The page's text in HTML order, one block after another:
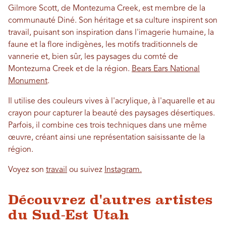
Gilmore Scott, de Montezuma Creek, est membre de la
communauté Diné. Son héritage et sa culture inspirent son
travail, puisant son inspiration dans l'imagerie humaine, la
faune et la flore indigènes, les motifs traditionnels de
vannerie et, bien sûr, les paysages du comté de
Montezuma Creek et de la région. Bears Ears National
Monument.
Il utilise des couleurs vives à l'acrylique, à l'aquarelle et au
crayon pour capturer la beauté des paysages désertiques.
Parfois, il combine ces trois techniques dans une même
œuvre, créant ainsi une représentation saisissante de la
région.
Voyez son travail ou suivez Instagram.
Découvrez d'autres artistes
du Sud-Est Utah